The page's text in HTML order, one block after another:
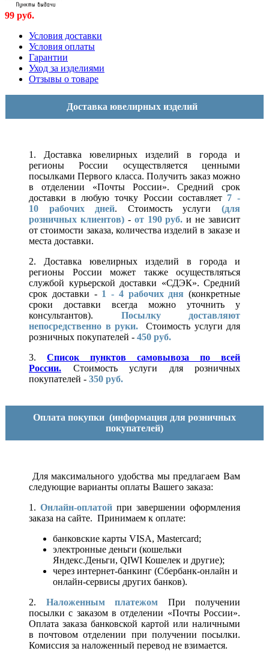
99 руб.
Условия доставки
Условия оплаты
Гарантии
Уход за изделиями
Отзывы о товаре
Доставка ювелирных изделий
1. Доставка ювелирных изделий в города и
регионы России осуществляется ценными
посылками Первого класса. Получить заказ можно
в отделении «Почты России». Средний срок
доставки в любую точку России составляет 7 -
10 рабочих дней. Стоимость услуги(для
розничных клиентов)- от 190 руб. и не зависит
от стоимости заказа, количества изделий в заказе и
места доставки.
2. Доставка ювелирных изделий в города и
регионы России может также осуществляться
службой курьерской доставки «СДЭК». Средний
срок доставки - 1 - 4 рабочих дня (конкретные
сроки доставки всегда можно уточнить у
консультантов). Посылку доставляют
непосредственно в руки.
Стоимость услуги для
розничных покупателей - 450 руб.
3. Список пунктов самовывоза по всей
России.
Стоимость услуги для розничных
покупателей - 350 руб.
Оплата покупки (информация для розничных
покупателей)
Для максимального удобства мы предлагаем Вам
следующие варианты оплаты Вашего заказа:
1. Онлайн-оплатой при завершении оформления
заказа на сайте. Принимаем к оплате:
банковские карты VISA, Mastercard;
электронные деньги (кошельки
Яндекс.Деньги, QIWI Кошелек и другие);
через интернет-банкинг (Сбербанк-онлайн и
онлайн-сервисы других банков).
2. Наложенным платежом При получении
посылки с заказом в отделении «Почты России».
Оплата заказа банковской картой или наличными
в почтовом отделении при получении посылки.
Комиссия за наложенный перевод не взимается.